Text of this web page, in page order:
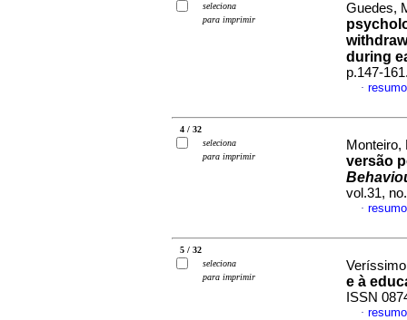
seleciona
para imprimir
Guedes,
during
p.147-
·
4 / 32
seleciona
para imprimir
versão
vol.31,
·
5 / 32
seleciona
para imprimir
e à
ISSN
·